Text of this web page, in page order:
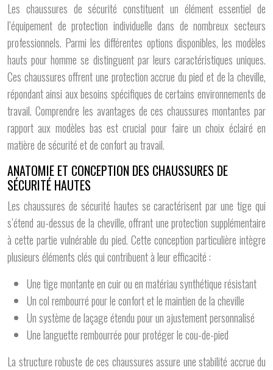
Les chaussures de sécurité constituent un élément essentiel de
l’équipement de protection individuelle dans de nombreux secteurs
professionnels. Parmi les différentes options disponibles, les modèles
hauts pour homme se distinguent par leurs caractéristiques uniques.
Ces chaussures offrent une protection accrue du pied et de la cheville,
répondant ainsi aux besoins spécifiques de certains environnements de
travail. Comprendre les avantages de ces chaussures montantes par
rapport aux modèles bas est crucial pour faire un choix éclairé en
matière de sécurité et de confort au travail.
ANATOMIE ET CONCEPTION DES CHAUSSURES DE
SÉCURITÉ HAUTES
Les chaussures de sécurité hautes se caractérisent par une tige qui
s’étend au-dessus de la cheville, offrant une protection supplémentaire
à cette partie vulnérable du pied. Cette conception particulière intègre
plusieurs éléments clés qui contribuent à leur efficacité :
Une tige montante en cuir ou en matériau synthétique résistant
Un col rembourré pour le confort et le maintien de la cheville
Un système de laçage étendu pour un ajustement personnalisé
Une languette rembourrée pour protéger le cou-de-pied
La structure robuste de ces chaussures assure une stabilité accrue du